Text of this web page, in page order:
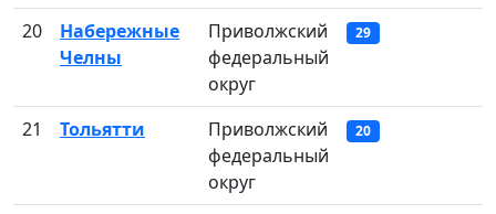
20
Набережные
Челны
Приволжский
федеральный
округ
29
21 Тольятти
Приволжский
федеральный
округ
20